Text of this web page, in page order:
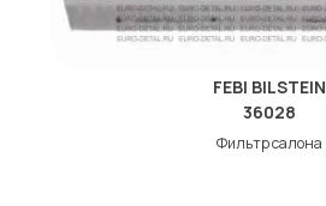
FEBI BILSTEIN
36028
Фильтр салона